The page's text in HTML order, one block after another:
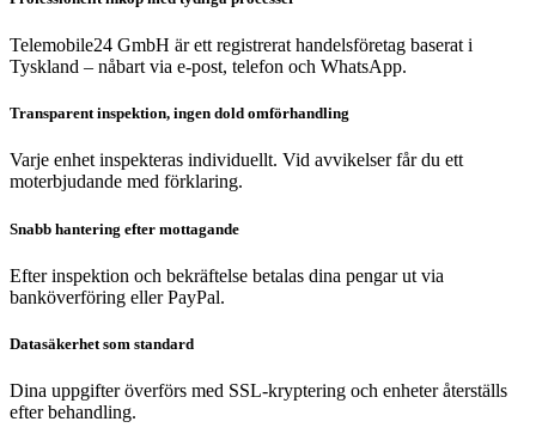
Telemobile24 GmbH är ett registrerat handelsföretag baserat i
Tyskland – nåbart via e-post, telefon och WhatsApp.
Transparent inspektion, ingen dold omförhandling
Varje enhet inspekteras individuellt. Vid avvikelser får du ett
moterbjudande med förklaring.
Snabb hantering efter mottagande
Efter inspektion och bekräftelse betalas dina pengar ut via
banköverföring eller PayPal.
Datasäkerhet som standard
Dina uppgifter överförs med SSL-kryptering och enheter återställs
efter behandling.